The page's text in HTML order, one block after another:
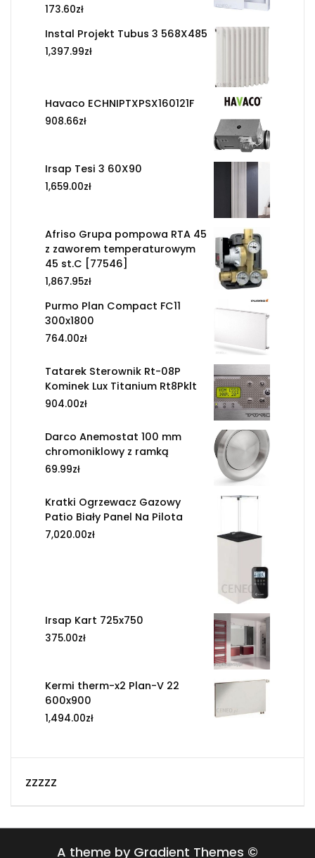
173.60zł
Instal Projekt Tubus 3 568X485
1,397.99zł
Havaco ECHNIPTXPSX160121F
908.66zł
Irsap Tesi 3 60X90
1,659.00zł
Afriso Grupa pompowa RTA 45
z zaworem temperaturowym
45 st.C [77546]
1,867.95zł
Purmo Plan Compact FC11
300x1800
764.00zł
Tatarek Sterownik Rt-08P
Kominek Lux Titanium Rt8Pklt
904.00zł
Darco Anemostat 100 mm
chromoniklowy z ramką
69.99zł
Kratki Ogrzewacz Gazowy
Patio Biały Panel Na Pilota
7,020.00zł
Irsap Kart 725x750
375.00zł
Kermi therm-x2 Plan-V 22
600x900
1,494.00zł
zzzzz
A theme by Gradient Themes ©